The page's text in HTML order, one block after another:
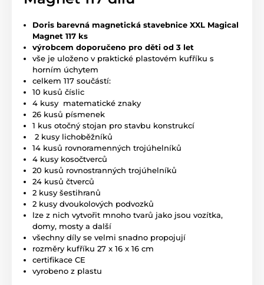
Doris barevná magnetická stavebnice XXL Magical
Magnet 117 ks
výrobcem doporučeno pro děti od 3 let
vše je uloženo v praktické plastovém kufříku s
horním úchytem
celkem 117 součástí:
10 kusů číslic
4 kusy matematické znaky
26 kusů písmenek
1 kus otočný stojan pro stavbu konstrukcí
2 kusy lichoběžníků
14 kusů rovnoramenných trojúhelníků
4 kusy kosočtverců
20 kusů rovnostranných trojúhelníků
24 kusů čtverců
2 kusy šestihranů
2 kusy dvoukolových podvozků
lze z nich vytvořit mnoho tvarů jako jsou vozítka,
domy, mosty a další
všechny díly se velmi snadno propojují
rozměry kufříku 27 x 16 x 16 cm
certifikace CE
vyrobeno z plastu